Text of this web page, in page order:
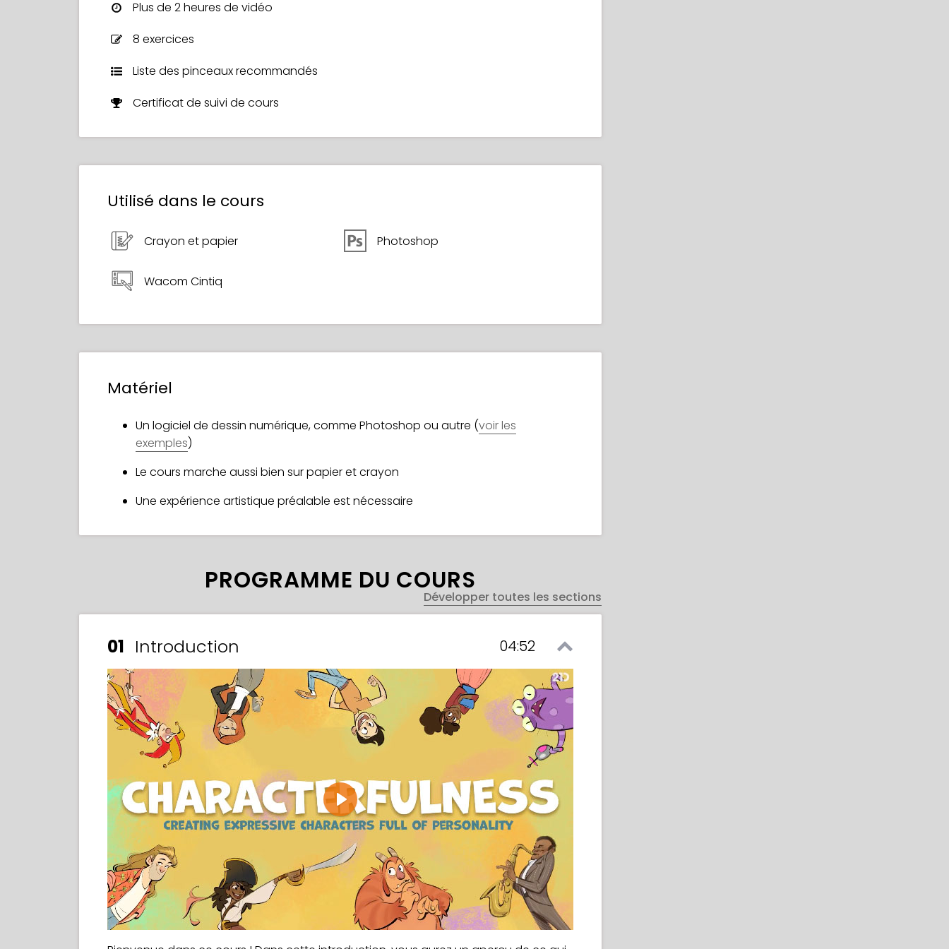
Plus de 2 heures de vidéo
8 exercices
Liste des pinceaux recommandés
Certificat de suivi de cours
Utilisé dans le cours
Crayon et papier Photoshop
Wacom Cintiq
Matériel
Un logiciel de dessin numérique, comme Photoshop ou autre (voir les
exemples)
Le cours marche aussi bien sur papier et crayon
Une expérience artistique préalable est nécessaire
PROGRAMME DU COURS
Développer toutes les sections
01 Introduction 04:52
Play